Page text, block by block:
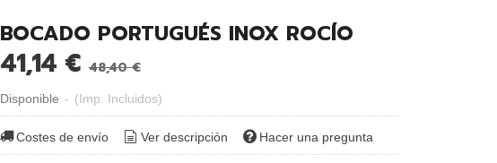
BOCADO PORTUGUÉS INOX ROCÍO
41,14 € 48,40 €
Disponible - (Imp. Incluidos)
Costes de envío Ver descripción Hacer una pregunta